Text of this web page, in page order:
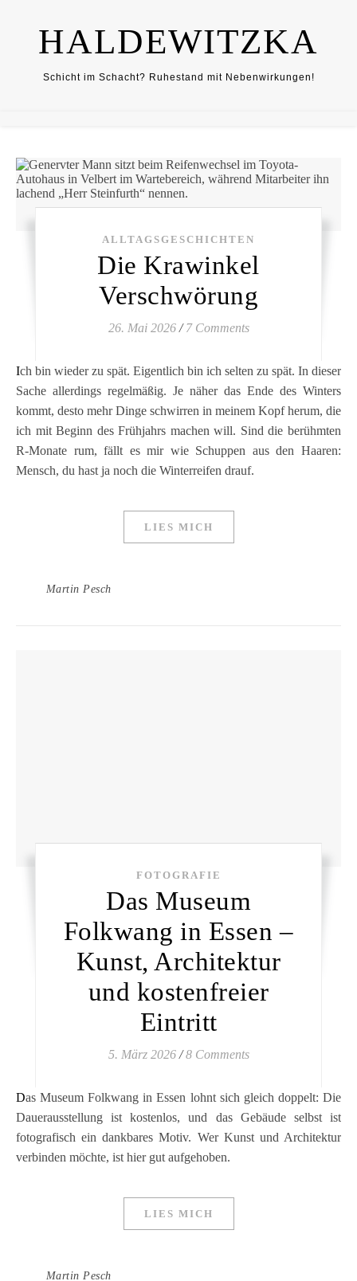
HALDEWITZKA
Schicht im Schacht? Ruhestand mit Nebenwirkungen!
ALLTAGSGESCHICHTEN
Die Krawinkel
Verschwörung
26. Mai 2026 / 7 Comments
Ich bin wieder zu spät. Eigentlich bin ich selten zu spät. In dieser
Sache allerdings regelmäßig. Je näher das Ende des Winters
kommt, desto mehr Dinge schwirren in meinem Kopf herum, die
ich mit Beginn des Frühjahrs machen will. Sind die berühmten
R-Monate rum, fällt es mir wie Schuppen aus den Haaren:
Mensch, du hast ja noch die Winterreifen drauf.
LIES MICH
Martin Pesch
FOTOGRAFIE
Das Museum
Folkwang in Essen –
Kunst, Architektur
und kostenfreier
Eintritt
5. März 2026 / 8 Comments
Das Museum Folkwang in Essen lohnt sich gleich doppelt: Die
Dauerausstellung ist kostenlos, und das Gebäude selbst ist
fotografisch ein dankbares Motiv. Wer Kunst und Architektur
verbinden möchte, ist hier gut aufgehoben.
LIES MICH
Martin Pesch